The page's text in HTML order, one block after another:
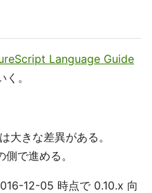
Language Guide
。
大きな差異がある。
で進める。
12-05 時点で 0.10.x 向